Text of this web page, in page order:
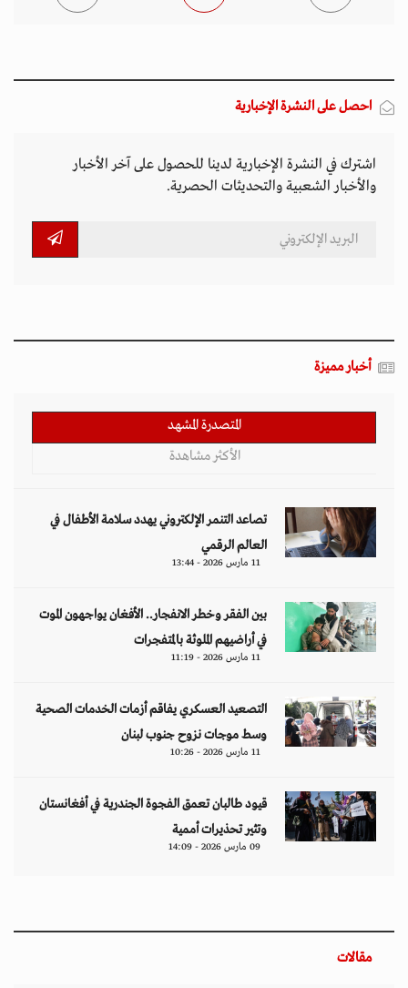
احصل على النشرة الإخبارية
اشترك في النشرة الإخبارية لدينا للحصول على آخر الأخبار
والأخبار الشعبية والتحديثات الحصرية.
أخبار مميزة
المتصدرة المشهد
الأكثر مشاهدة
تصاعد التنمر الإلكتروني يهدد سلامة الأطفال في
العالم الرقمي
11 مارس 2026 - 13:44
بين الفقر وخطر الانفجار.. الأفغان يواجهون الموت
في أراضيهم الملوثة بالمتفجرات
11 مارس 2026 - 11:19
التصعيد العسكري يفاقم أزمات الخدمات الصحية
وسط موجات نزوح جنوب لبنان
11 مارس 2026 - 10:26
قيود طالبان تعمق الفجوة الجندرية في أفغانستان
وتثير تحذيرات أممية
09 مارس 2026 - 14:09
مقالات